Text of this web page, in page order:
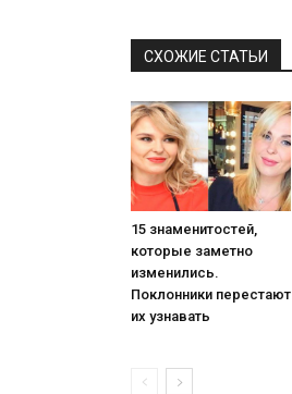
СХОЖИЕ СТАТЬИ
15 знаменитостей,
которые заметно
изменились.
Поклонники перестают
их узнавать